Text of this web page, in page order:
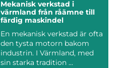
Mekanisk verkstad i
värmland från råämne till
färdig maskindel
En mekanisk verkstad är ofta
den tysta motorn bakom
industrin. I Värmland, med
sin starka tradition ...